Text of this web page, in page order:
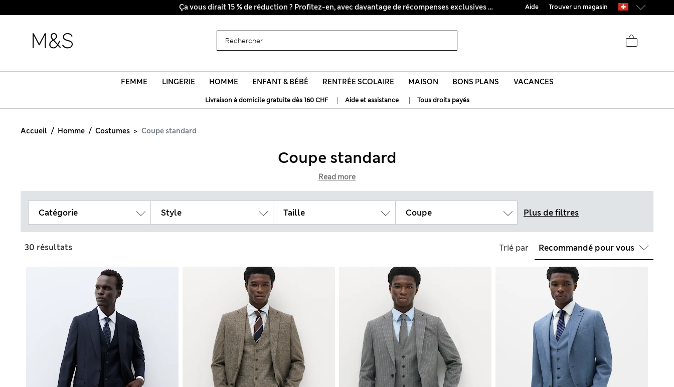
Ça vous dirait 15 % de réduction ? Profitez-en, avec davantage de récompenses exclusives en vous inscrivant à Sparks
Tous droits payés Aide Trouver un magasin
FEMME LINGERIE HOMME ENFANT & BÉBÉ RENTRÉE SCOLAIRE MAISON BONS PLANS VACANCES
Livraison à domicile gratuite dès 160 CHF | Aide et assistance | Tous droits payés
Accueil Homme Costumes Coupe standard
Coupe standard
Read more
Catégorie Style Taille Coupe Plus de filtres
30 résultats Trié par